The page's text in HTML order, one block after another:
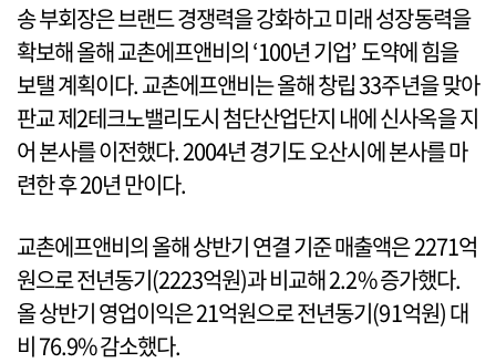
송 부회장은 브랜드 경쟁력을 강화하고 미래 성장동력을
확보해 올해 교촌에프앤비의 ‘100년 기업’ 도약에 힘을
보탤 계획이다. 교촌에프앤비는 올해 창립 33주년을 맞아
판교 제2테크노밸리도시 첨단산업단지 내에 신사옥을 지
어 본사를 이전했다. 2004년 경기도 오산시에 본사를 마
련한 후 20년 만이다.
교촌에프앤비의 올해 상반기 연결 기준 매출액은 2271억
원으로 전년동기(2223억원)과 비교해 2.2% 증가했다.
올 상반기 영업이익은 21억원으로 전년동기(91억원) 대
비 76.9% 감소했다.